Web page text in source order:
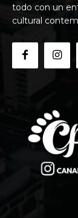
todo con un
cultural